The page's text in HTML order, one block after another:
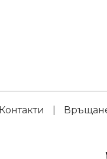
Контакти